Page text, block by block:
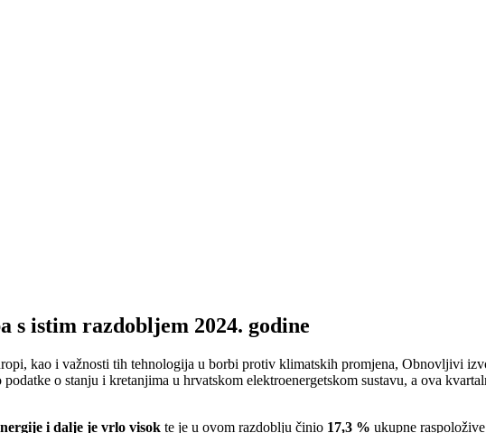
s istim razdobljem 2024. godine
kao i važnosti tih tehnologija u borbi protiv klimatskih promjena, Obnovljivi
o stanju i kretanjima u hrvatskom elektroenergetskom sustavu, a ova
i dalje je vrlo visokte je u ovom razdoblju činio 17,3 % ukupne